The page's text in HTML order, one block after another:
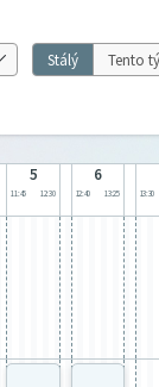
Stálý Tento
5
11:45 12:30
6
12:40 13:25 13:30